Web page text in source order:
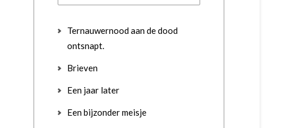
Ternauwernood aan de dood
ontsnapt.
Brieven
Een jaar later
Een bijzonder meisje